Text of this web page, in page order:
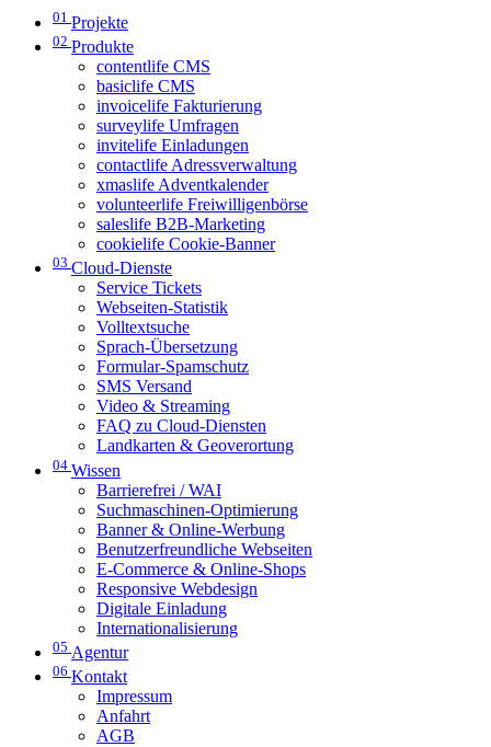
01 Projekte
02 Produkte
contentlife CMS
basiclife CMS
invoicelife Fakturierung
surveylife Umfragen
invitelife Einladungen
contactlife Adressverwaltung
xmaslife Adventkalender
volunteerlife Freiwilligenbörse
saleslife B2B-Marketing
cookielife Cookie-Banner
03 Cloud-Dienste
Service Tickets
Webseiten-Statistik
Volltextsuche
Sprach-Übersetzung
Formular-Spamschutz
SMS Versand
Video & Streaming
FAQ zu Cloud-Diensten
Landkarten & Geoverortung
04 Wissen
Barrierefrei / WAI
Suchmaschinen-Optimierung
Banner & Online-Werbung
Benutzerfreundliche Webseiten
E-Commerce & Online-Shops
Responsive Webdesign
Digitale Einladung
Internationalisierung
05 Agentur
06 Kontakt
Impressum
Anfahrt
AGB